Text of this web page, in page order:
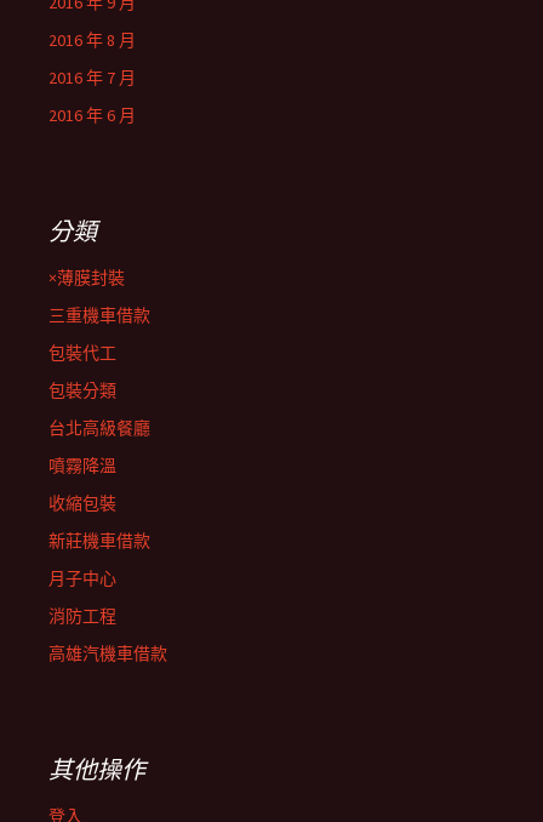
2016 年 8 月
2016 年 7 月
2016 年 6 月
分類
×薄膜封裝
三重機車借款
包裝代工
包裝分類
台北高級餐廳
噴霧降溫
收縮包裝
新莊機車借款
月子中心
消防工程
高雄汽機車借款
其他操作
登入